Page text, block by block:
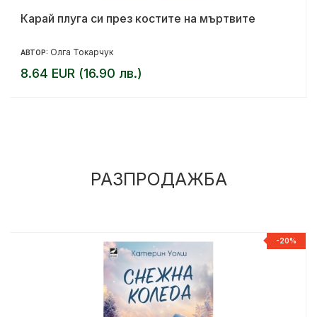
Карай плуга си през костите на мъртвите
АВТОР: Олга Токарчук
8.64 EUR (16.90 лв.)
РАЗПРОДАЖБА
-20%